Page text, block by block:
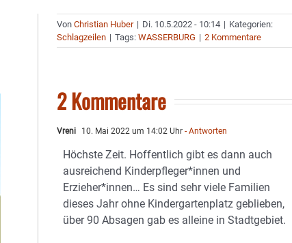
VonChristian Huber | Di. 10.5.2022 - 10:14 | Kategorien:
Schlagzeilen | Tags:WASSERBURG | 2 Kommentare
2 Kommentare
Vreni 10. Mai 2022 um 14:02 Uhr - Antworten
Höchste Zeit. Hoffentlich gibt es dann auch
ausreichend Kinderpfleger*innen und
Erzieher*innen… Es sind sehr viele Familien
dieses Jahr ohne Kindergartenplatz geblieben,
über 90 Absagen gab es alleine in Stadtgebiet.